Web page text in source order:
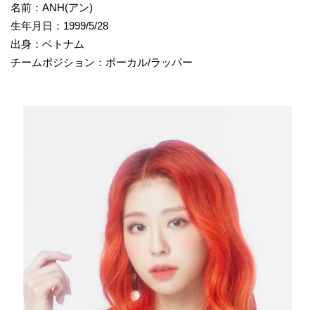
名前：ANH(アン)
生年月日：1999/5/28
出身：ベトナム
チームポジション：ボーカル/ラッパー